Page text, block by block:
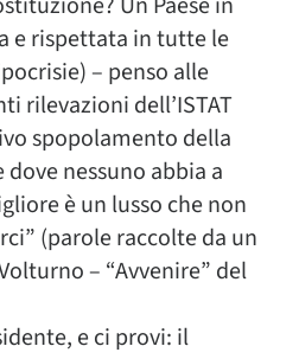
e rispettata in tutte le
– penso alle
rilevazioni dell’ISTAT
spopolamento della
nessuno abbia a
è un lusso che non
(parole raccolte da un
– “Avvenire” del
e ci provi: il